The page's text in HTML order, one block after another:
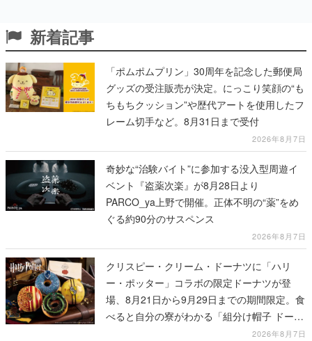
新着記事
「ポムポムプリン」30周年を記念した郵便局
グッズの受注販売が決定。にっこり笑顔の“も
ちもちクッション”や歴代アートを使用したフ
レーム切手など。8月31日まで受付
2026年8月7日
奇妙な“治験バイト”に参加する没入型周遊イ
ベント『盗薬次楽』が8月28日より
PARCO_ya上野で開催。正体不明の“薬”をめ
ぐる約90分のサスペンス
2026年8月7日
クリスピー・クリーム・ドーナツに「ハリ
ー・ポッター」コラボの限定ドーナツが登
場、8月21日から9月29日までの期間限定。食
べると自分の寮がわかる「組分け帽子 ドーナ
ツ」や4種セットの「ホグワーツ ボックス」
2026年8月7日